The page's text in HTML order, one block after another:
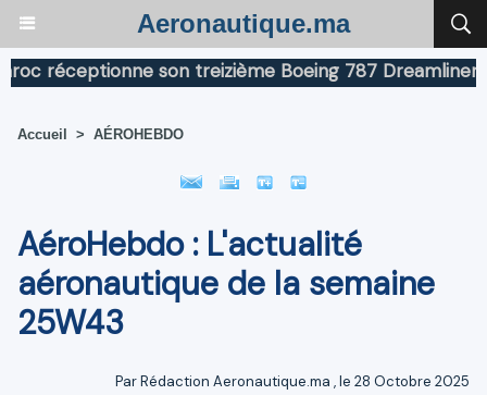
Aeronautique.ma
son treizième Boeing 787 Dreamliner
Accueil > AÉROHEBDO
AéroHebdo : L'actualité
aéronautique de la semaine
25W43
ParRédaction Aeronautique.ma , le 28 Octobre 2025